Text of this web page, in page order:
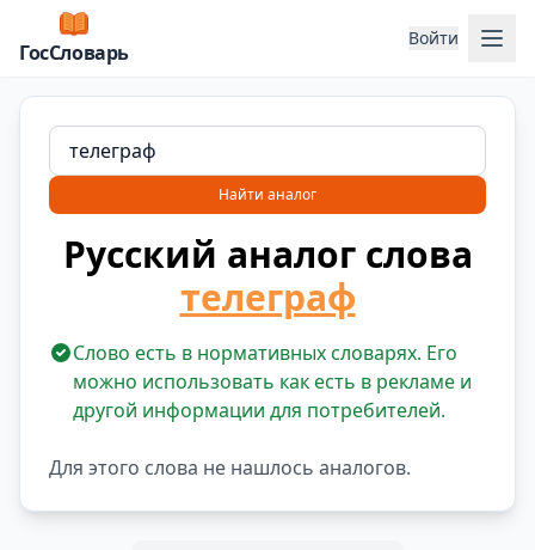
ГосСловарь
Войти
Найти аналог
Русский аналог слова
телеграф
Слово есть в нормативных словарях. Его
можно использовать как есть в рекламе и
другой информации для потребителей.
Для этого слова не нашлось аналогов.